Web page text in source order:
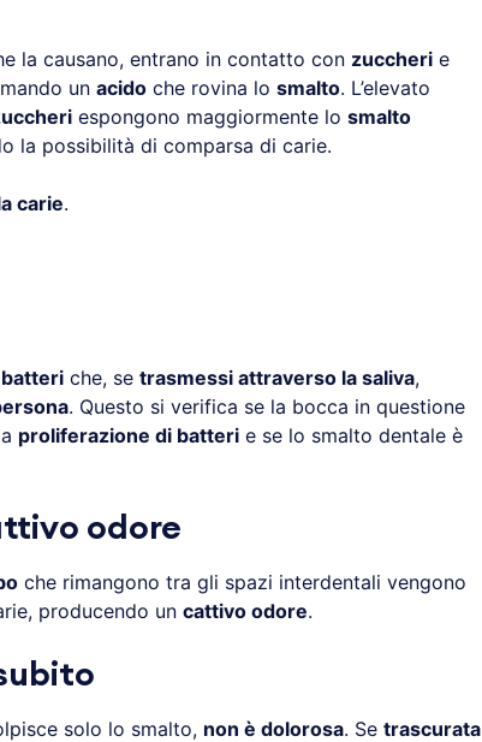
la causano, entrano in contatto con zuccheri e
un acido che rovina lo smalto. L’elevato
espongono maggiormente lo smalto
la possibilità di comparsa di carie.
carie.
batteri che, se trasmessi attraverso la saliva,
. Questo si verifica se la bocca in questione
proliferazione di batteri e se lo smalto dentale è
odore
che rimangono tra gli spazi interdentali vengono
producendo un cattivo odore.
solo lo smalto, non è dolorosa. Se trascurata